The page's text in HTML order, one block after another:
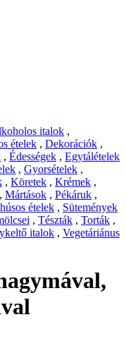
italok ,
ételek , Dekorációk ,
, Édességek , Egytálételek
, Gyorsételek ,
, Köretek , Krémek ,
, Mártások , Pékáruk ,
ételek , Sütemények
, Tészták , Torták ,
italok , Vegetáriánus